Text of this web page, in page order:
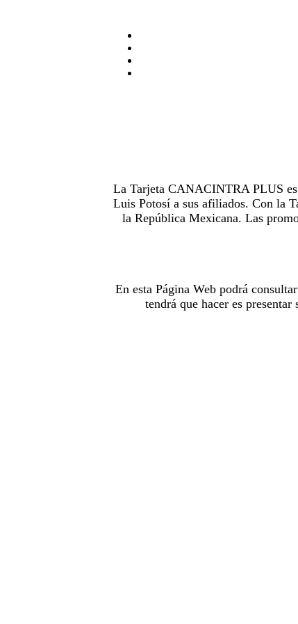
La Tarjeta CANACINTRA PLUS es
Luis Potosí a sus afiliados. Con la
la República Mexicana. Las
En esta Página Web podrá
tendrá que hacer es